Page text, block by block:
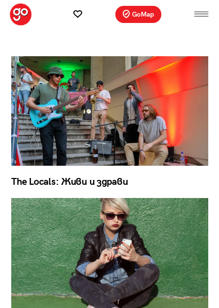
GoMap
The Locals: Живи и здрави